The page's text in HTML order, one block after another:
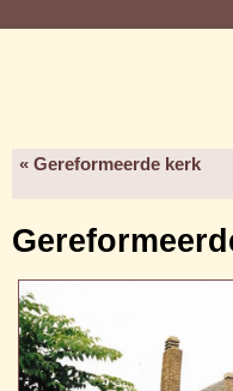
« Gereformeerde kerk